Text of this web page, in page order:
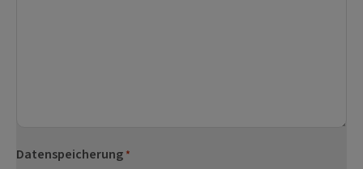
Datenspeicherung *